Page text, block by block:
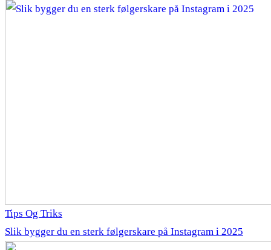
Tips Og Triks
Slik bygger du en sterk følgerskare på Instagram i 2025